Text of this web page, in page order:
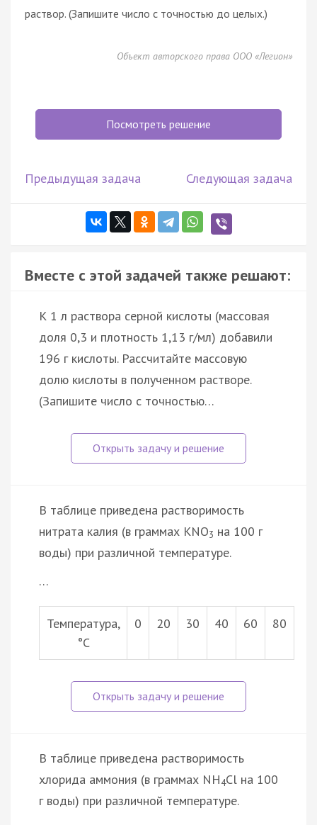
раствор. (Запишите число с точностью до целых.)
Объект авторского права ООО «Легион»
Посмотреть решение
Предыдущая задача Следующая задача
Вместе с этой задачей также решают:
К 1 л раствора серной кислоты (массовая
доля 0,3 и плотность 1,13 г/мл) добавили
196 г кислоты. Рассчитайте массовую
долю кислоты в полученном растворе.
(Запишите число с точностью…
В таблице приведена растворимость
нитрата калия (в граммах KNO3 на 100 г
воды) при различной температуре.
…
Температура,
°С
0 20 30 40 60 80
В таблице приведена растворимость
хлорида аммония (в граммах NН4Сl на 100
г воды) при различной температуре.